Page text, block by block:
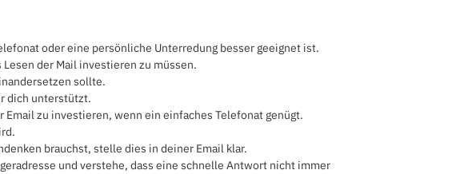
oder eine persönliche Unterredung besser geeignet ist.
der Mail investieren zu müssen.
sollte.
dich unterstützt.
zu investieren, wenn ein einfaches Telefonat genügt.
brauchst, stelle dies in deiner Email klar.
und verstehe, dass eine schnelle Antwort nicht immer